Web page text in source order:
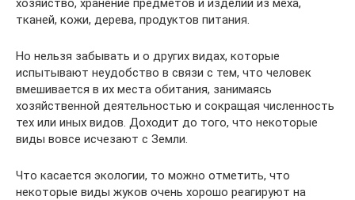
тканей, кожи, дерева, продуктов питания.
Но нельзя забывать и о других видах, которые
испытывают неудобство в связи с тем, что человек
вмешивается в их места обитания, занимаясь
хозяйственной деятельностью и сокращая численность
тех или иных видов. Доходит до того, что некоторые
виды вовсе исчезают с Земли.
Что касается экологии, то можно отметить, что
некоторые виды жуков очень хорошо реагируют на